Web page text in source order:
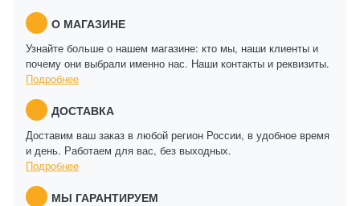
О МАГАЗИНЕ
Узнайте больше о нашем магазине: кто мы, наши клиенты и
почему они выбрали именно нас. Наши контакты и реквизиты.
Подробнее
ДОСТАВКА
Доставим ваш заказ в любой регион России, в удобное время
и день. Работаем для вас, без выходных.
Подробнее
МЫ ГАРАНТИРУЕМ